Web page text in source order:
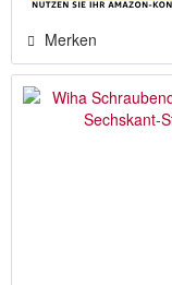
Merken